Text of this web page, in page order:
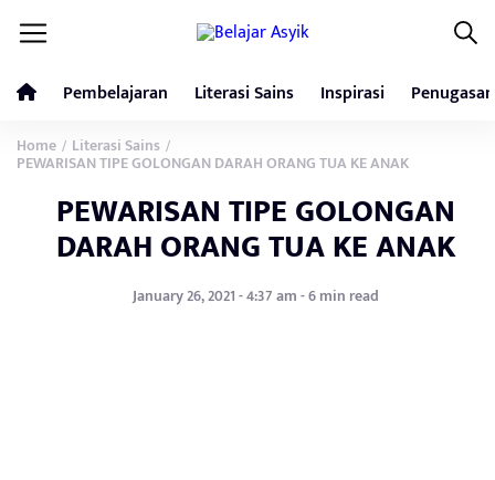
Pembelajaran Literasi Sains Inspirasi Penugasan
Home / Literasi Sains /
PEWARISAN TIPE GOLONGAN DARAH ORANG TUA KE ANAK
PEWARISAN TIPE GOLONGAN
DARAH ORANG TUA KE ANAK
January 26, 2021 - 4:37 am - 6 min read